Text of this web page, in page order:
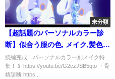
未分類
【超話題のパーソナルカラー診
断】似合う服の色, メイク,髪色が
わかる！知らないと大損！(男女
両方OK)
続編完成！パーソナルカラー別メイク特
集！💄 https://youtu.be/G2czJSB5qto ・骨
格診断 https...